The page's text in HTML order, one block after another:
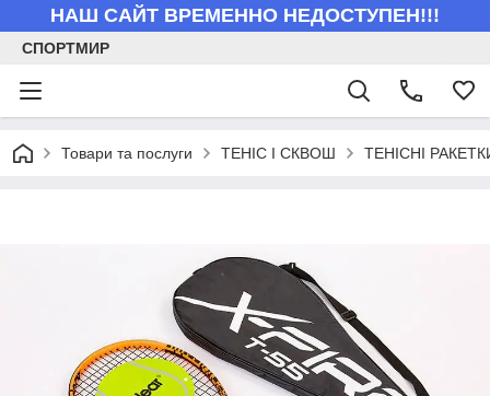
НАШ САЙТ ВРЕМЕННО НЕДОСТУПЕН!!!
СПОРТМИР
Товари та послуги ТЕНІС І СКВОШ ТЕНІСНІ